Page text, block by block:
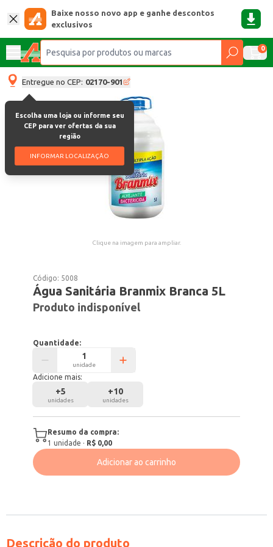
Baixe nosso novo app e ganhe descontos
exclusivos
0
Entregue no CEP: 02170-901
Escolha uma loja ou informe seu
CEP para ver ofertas da sua
região
INFORMAR LOCALIZAÇÃO
Clique na imagem para ampliar.
Código: 5008
Água Sanitária Branmix Branca 5L
Produto indisponível
Quantidade:
unidade
Adicione mais:
+5
unidades
+10
unidades
Resumo da compra:
1 unidade · R$ 0,00
Adicionar ao carrinho
Descrição do produto